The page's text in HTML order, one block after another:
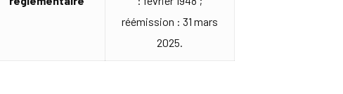
réémission : 31 mars
2025.